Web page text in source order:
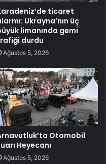
ticaret
Ukrayna’nın üç
limanında gemi
durdu
Ağustos 5, 2026
Otomobil
Heyecanı
Ağustos 5, 2026